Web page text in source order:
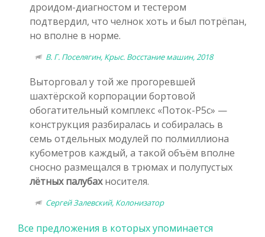
дроидом-диагностом и тестером
подтвердил, что челнок хоть и был потрёпан,
но вполне в норме.
В. Г. Поселягин, Крыс. Восстание машин, 2018
Выторговал у той же прогоревшей
шахтёрской корпорации бортовой
обогатительный комплекс «Поток-Р5с» —
конструкция разбиралась и собиралась в
семь отдельных модулей по полмиллиона
кубометров каждый, а такой объём вполне
сносно размещался в трюмах и полупустых
лётных палубахносителя.
Сергей Залевский, Колонизатор
Все предложения в которых упоминается